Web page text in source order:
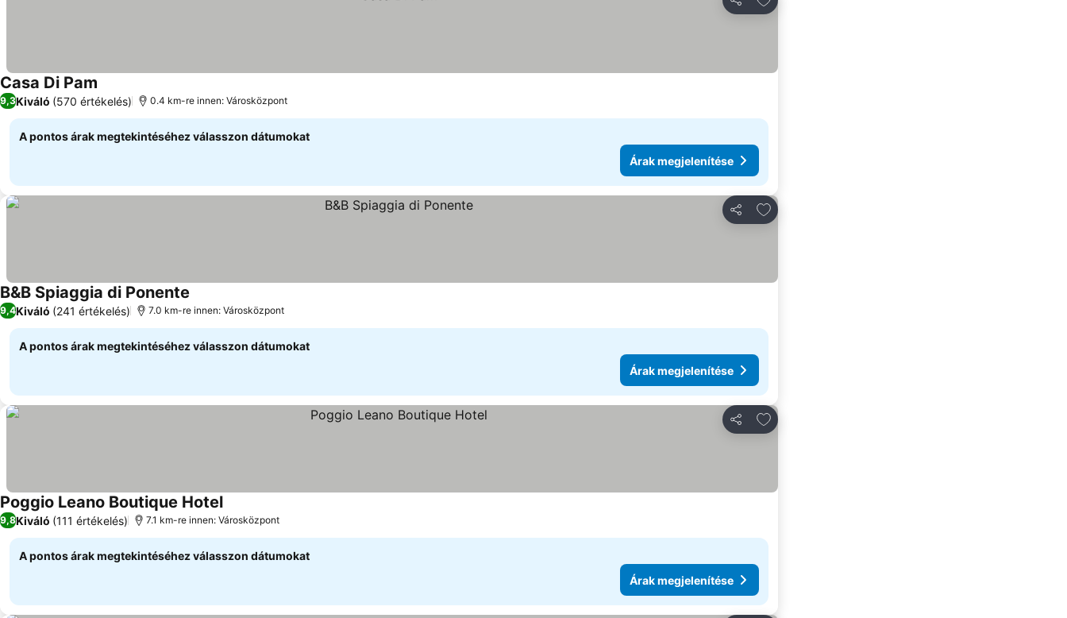
Megosztás
Casa Di Pam Árak megjelenítése
9,3Kiváló (570 értékelés) 0.4 km-re innen: Városközpont
A pontos árak megtekintéséhez válasszon dátumokat
Árak megjelenítése
Megosztás
Hozzáadás a kedvencekhez
B&B Spiaggia di Ponente
9,4Kiváló (241 értékelés) 7.0 km-re innen: Városközpont
A pontos árak megtekintéséhez válasszon dátumokat
Árak megjelenítése
Megosztás
Hozzáadás a kedvencekhez
Poggio Leano Boutique HotelÁrak megjelenítése
9,8Kiváló (111 értékelés) 7.1 km-re innen: Városközpont
A pontos árak megtekintéséhez válasszon dátumokat
Árak megjelenítése